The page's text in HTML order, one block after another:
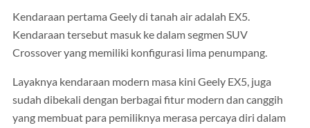
Kendaraan pertama Geely di tanah air adalah EX5.
Kendaraan tersebut masuk ke dalam segmen SUV
Crossover yang memiliki konfigurasi lima penumpang.
Layaknya kendaraan modern masa kini Geely EX5, juga
sudah dibekali dengan berbagai fitur modern dan canggih
yang membuat para pemiliknya merasa percaya diri dalam